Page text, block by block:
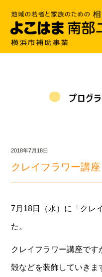
2018年7月18日
クレイフラワー講座
7月18日（水）に「クレ
た。
クレイフラワー講座です
殻などを装飾していきま